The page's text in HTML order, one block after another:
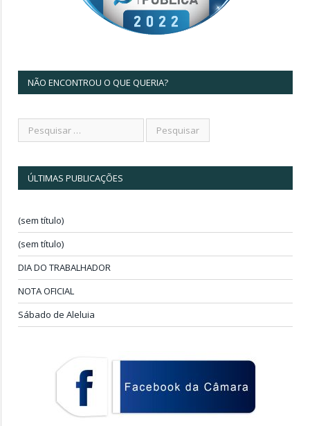
NÃO ENCONTROU O QUE QUERIA?
ÚLTIMAS PUBLICAÇÕES
(sem título)
(sem título)
DIA DO TRABALHADOR
NOTA OFICIAL
Sábado de Aleluia